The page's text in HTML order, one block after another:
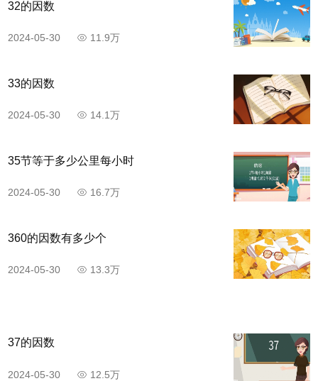
32的因数
2024-05-30 11.9万
33的因数
2024-05-30 14.1万
35节等于多少公里每小时
2024-05-30 16.7万
360的因数有多少个
2024-05-30 13.3万
37的因数
2024-05-30 12.5万